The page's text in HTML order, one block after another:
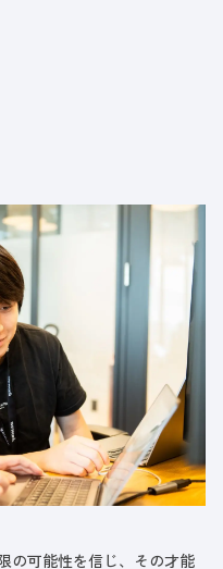
の可能性を信じ、その才能